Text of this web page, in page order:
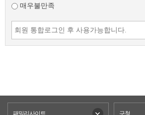
매우불만족
패밀리사이트 구청